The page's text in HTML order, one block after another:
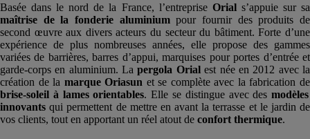
Basée dans le nord de la France, l’entreprise Orials’appuie sur sa
maîtrise de la fonderie aluminiumpour fournir des produits de
second œuvre aux divers acteurs du secteur du bâtiment. Forte d’une
expérience de plus nombreuses années, elle propose des gammes
variées de barrières, barres d’appui, marquises pour portes d’entrée et
garde-corps en aluminium. Lapergola Orialest née en 2012 avec la
création de la marque Oriasun et se complète avec la fabrication de
brise-soleil à lames orientables. Elle se distingue avec desmodèles
innovants qui permettent de mettre en avant la terrasse et le jardin de
vos clients, tout en apportant un réel atout de confort thermique.